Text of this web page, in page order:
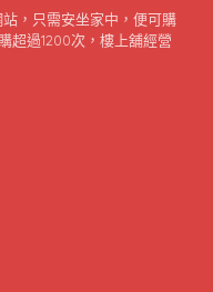
，只需安坐家中，便可購
超過1200次，樓上舖經營